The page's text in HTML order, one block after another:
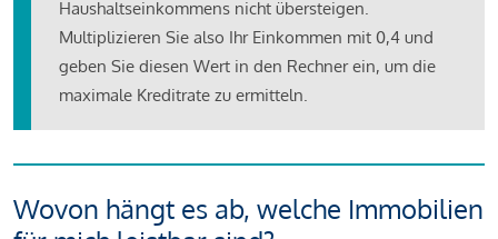
Haushaltseinkommens nicht übersteigen.
Multiplizieren Sie also Ihr Einkommen mit 0,4 und
geben Sie diesen Wert in den Rechner ein, um die
maximale Kreditrate zu ermitteln.
Wovon hängt es ab, welche Immobilien